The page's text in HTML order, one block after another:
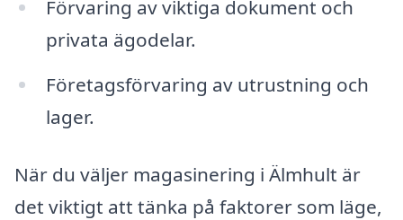
Förvaring av viktiga dokument och
privata ägodelar.
Företagsförvaring av utrustning och
lager.
När du väljer magasinering i Älmhult är
det viktigt att tänka på faktorer som läge,